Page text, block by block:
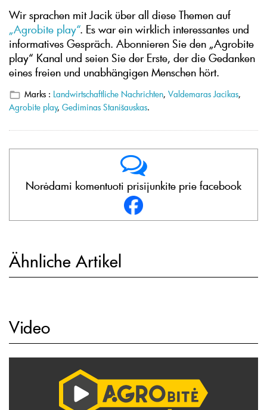
Wir sprachen mit Jacik über all diese Themen auf
„Agrobite play“. Es war ein wirklich interessantes und
informatives Gespräch. Abonnieren Sie den „Agrobite
play“ Kanal und seien Sie der Erste, der die Gedanken
eines freien und unabhängigen Menschen hört.
Marks : Landwirtschaftliche Nachrichten, Valdemaras Jacikas,
Agrobite play, Gediminas Stanišauskas.
Norėdami komentuoti prisijunkite prie facebook
Ähnliche Artikel
Video